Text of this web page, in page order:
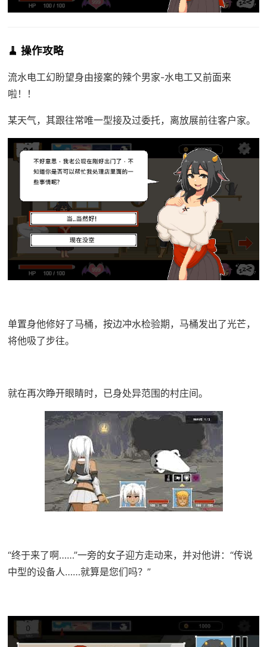
🧹 操作攻略
流水电工幻盼望身由接案的辣个男家-水电工又前面来
啦！！
某天气，其跟往常唯一型接及过委托，离放展前往客户家。
单置身他修好了马桶，按边冲水检验期，马桶发出了光芒，
将他吸了步往。
就在再次睁开眼睛时，已身处异范围的村庄间。
“终于来了啊……”一旁的女子迎方走动来，并对他讲：“传说
中型的设备人……就算是您们吗？”